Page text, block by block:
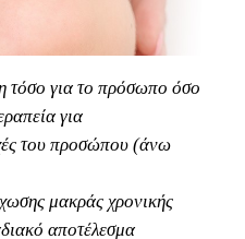
τόσο για το πρόσωπο όσο
για
του προσώπου (άνω
μακράς χρονικής
αποτέλεσμα